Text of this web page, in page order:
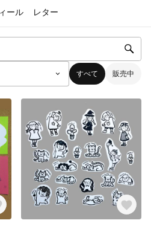
ール レター
すべて 販売中